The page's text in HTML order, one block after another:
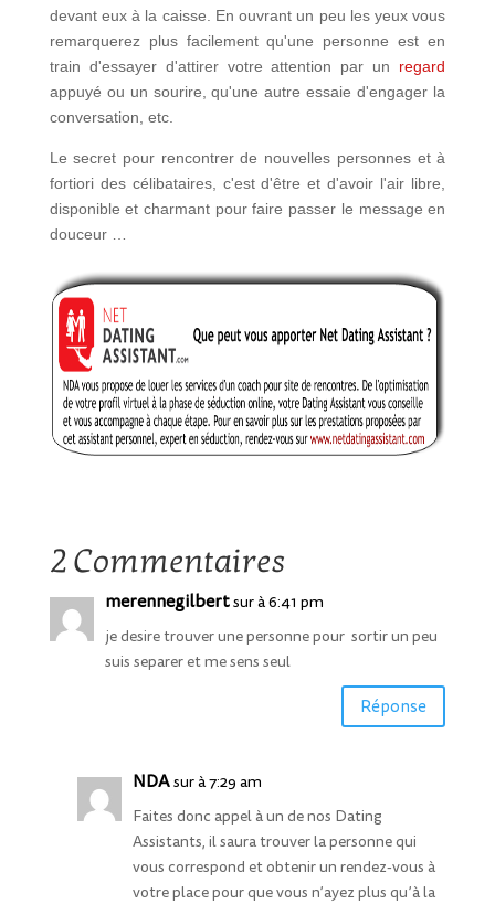
devant eux à la caisse. En ouvrant un peu les yeux vous
remarquerez plus facilement qu'une personne est en
train d'essayer d'attirer votre attention par un regard
appuyé ou un sourire, qu'une autre essaie d'engager la
conversation, etc.
Le secret pour rencontrer de nouvelles personnes et à
fortiori des célibataires, c'est d'être et d'avoir l'air libre,
disponible et charmant pour faire passer le message en
douceur …
2 Commentaires
merennegilbertsur à 6:41 pm
je desire trouver une personne pour sortir un peu
suis separer et me sens seul
Réponse
NDAsur à 7:29 am
Faites donc appel à un de nos Dating
Assistants, il saura trouver la personne qui
vous correspond et obtenir un rendez-vous à
votre place pour que vous n’ayez plus qu’à la